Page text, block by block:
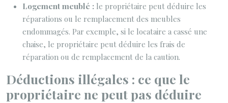
Logement meublé : le propriétaire peut déduire les
réparations ou le remplacement des meubles
endommagés. Par exemple, si le locataire a cassé une
chaise, le propriétaire peut déduire les frais de
réparation ou de remplacement de la caution.
Déductions illégales : ce que le
propriétaire ne peut pas déduire